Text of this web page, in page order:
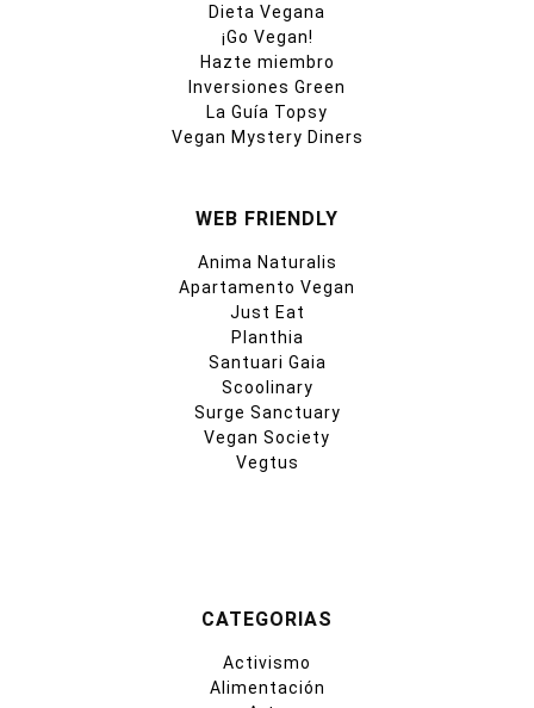
Dieta Vegana
¡Go Vegan!
Hazte miembro
Inversiones Green
La Guía Topsy
Vegan Mystery Diners
WEB FRIENDLY
Anima Naturalis
Apartamento Vegan
Just Eat
Planthia
Santuari Gaia
Scoolinary
Surge Sanctuary
Vegan Society
Vegtus
CATEGORIAS
Activismo
Alimentación